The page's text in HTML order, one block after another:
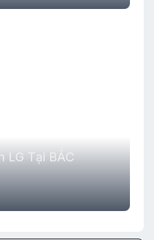
LG Tại BẮC